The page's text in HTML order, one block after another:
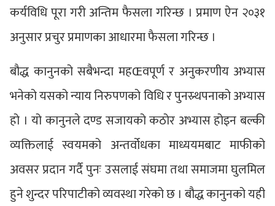
कर्यविधि पूरा गरी अन्तिम फैसला गरिन्छ । प्रमाण ऐन २०३१
अनुसार प्रचुर प्रमाणका आधारमा फैसला गरिन्छ ।
बौद्ध कानुनको सबैभन्दा महŒवपूर्ण र अनुकरणीय अभ्यास
भनेको यसको न्याय निरुपणको विधि र पुनस्र्थपनाको अभ्यास
हो । यो कानुनले दण्ड सजायको कठोर अभ्यास होइन बल्की
व्यक्तिलाई स्वयमको अन्तर्वोधका माध्ययमबाट माफीको
अवसर प्रदान गर्दै पुनः उसलाई संघमा तथा समाजमा घुलमिल
हुने शुन्दर परिपाटीको व्यवस्था गरेको छ । बौद्ध कानुनको यही